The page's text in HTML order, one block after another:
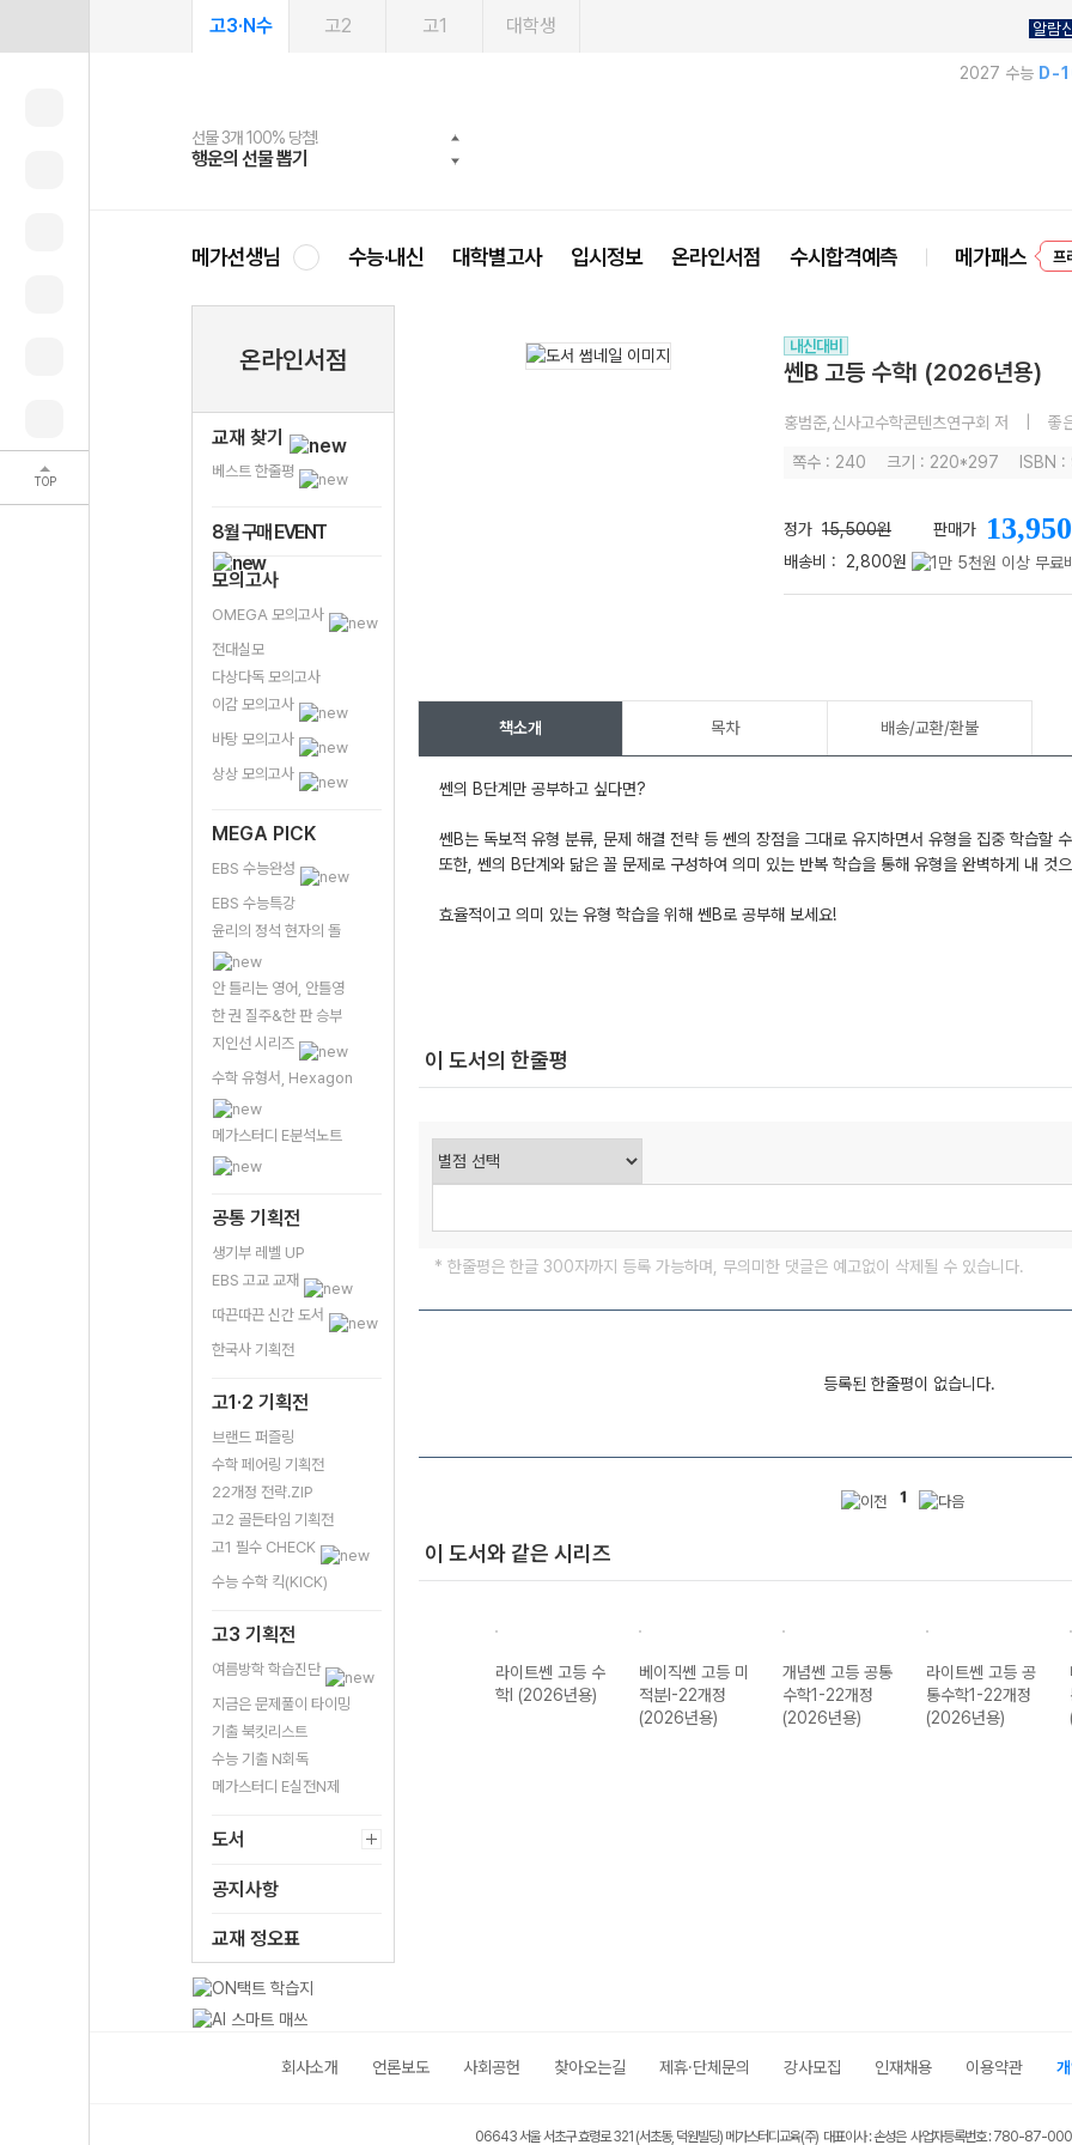
TOP
고3·N수 고2 고1 대학생 알람
2027 수능 D-
메가스터디
선물 3개 100% 당첨!
행운의 선물 뽑기
선물 100% 증정!
메가스터디 X 올리브
여름방학 스터디 캐시백
메가런 썸머스쿨
2027 러셀 단과
강사 공개선발
스마트러닝앱
설문 EVENT
메가패스
3일 무료 체험권
메가패스 수강생 무료혜택!
메가클럽 멤버십
사회공헌 캠페인
희망이룸 메가나눔
메가선생님 수능·내신 대학별고사 입시정보 온라인서점 수시합격예측 메가패스
프
온라인서점
교재 찾기
베스트 한줄평
8월 구매 EVENT
모의고사
OMEGA 모의고사
전대실모
다상다독 모의고사
이감 모의고사
바탕 모의고사
상상 모의고사
MEGA PICK
EBS 수능완성
EBS 수능특강
윤리의 정석 현자의 돌
안 틀리는 영어, 안틀영
한 권 질주&한 판 승부
지인선 시리즈
수학 유형서, Hexagon
메가스터디 E분석노트
공통 기획전
생기부 레벨 UP
EBS 고교 교재
따끈따끈 신간 도서
한국사 기획전
고1·2 기획전
브랜드 퍼즐링
수학 페어링 기획전
22개정 전략.ZIP
고2 골든타임 기획전
고1 필수 CHECK
수능 수학 킥(KICK)
고3 기획전
여름방학 학습진단
지금은 문제풀이 타이밍
기출 북킷리스트
수능 기출 N회독
메가스터디 E실전N제
도서
공지사항
교재 정오표
내신대비
쎈B 고등 수학I (2026년용)
홍범준,신사고수학콘텐츠연구회 저 좋
쪽수 : 240 크기 : 220*297 ISBN
정가 15,500원 판매가 13,950
배송비 : 2,800원
책소개 목차 배송/교환/환불
쎈의 B단계만 공부하고 싶다면?
쎈B는 독보적 유형 분류, 문제 해결 전략 등 쎈의 장점을 그대로 유지하면서 유형을 집중 학습할
또한, 쎈의 B단계와 닮은 꼴 문제로 구성하여 의미 있는 반복 학습을 통해 유형을 완벽하게 내 것
효율적이고 의미 있는 유형 학습을 위해 쎈B로 공부해 보세요!
이 도서의 한줄평
* 한줄평은 한글 300자까지 등록 가능하며, 무의미한 댓글은 예고없이 삭제될 수 있습니다.
등록된 한줄평이 없습니다.
1
이 도서와 같은 시리즈
라이트쎈 고등 확
률과 통계-22개
베이직쎈 고등 수
라이트쎈 고등 수
학I (2026년용)
베이직쎈 고등 미
적분I-22개정
(2026년용)
개념쎈 고등 공통
수학1-22개정
(2026년용)
라이트쎈 고등 공
통수학1-22개정
(2026년용)
회사소개 언론보도 사회공헌 찾아오는길 제휴·단체문의 강사모집 인재채용 이용약관
06643 서울 서초구 효령로 321 (서초동, 덕원빌딩) 메가스터디교육(주) 대표이사 : 손성은 사업자등록번호 : 780-87-